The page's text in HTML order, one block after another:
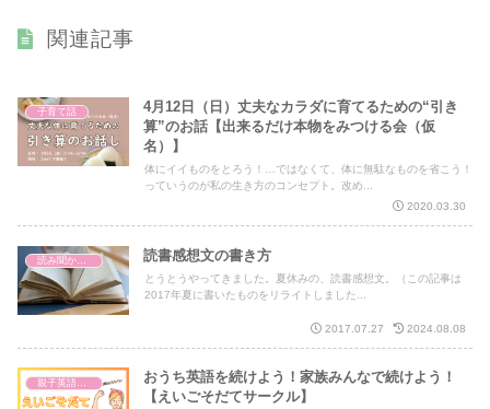
関連記事
子育て話
4月12日（日）丈夫なカラダに育てるための“引き
算”のお話【出来るだけ本物をみつける会（仮
名）】
体にイイものをとろう！…ではなくて、体に無駄なものを省こう！
っていうのが私の生き方のコンセプト。改め...
2020.03.30
読み聞かせ講座 読書感想文の書き方
とうとうやってきました。夏休みの、読書感想文。（この記事は
2017年夏に書いたものをリライトしました...
2017.07.27 2024.08.08
おうち英語を続けよう！家族みんなで続けよう！
【えいごそだてサークル】